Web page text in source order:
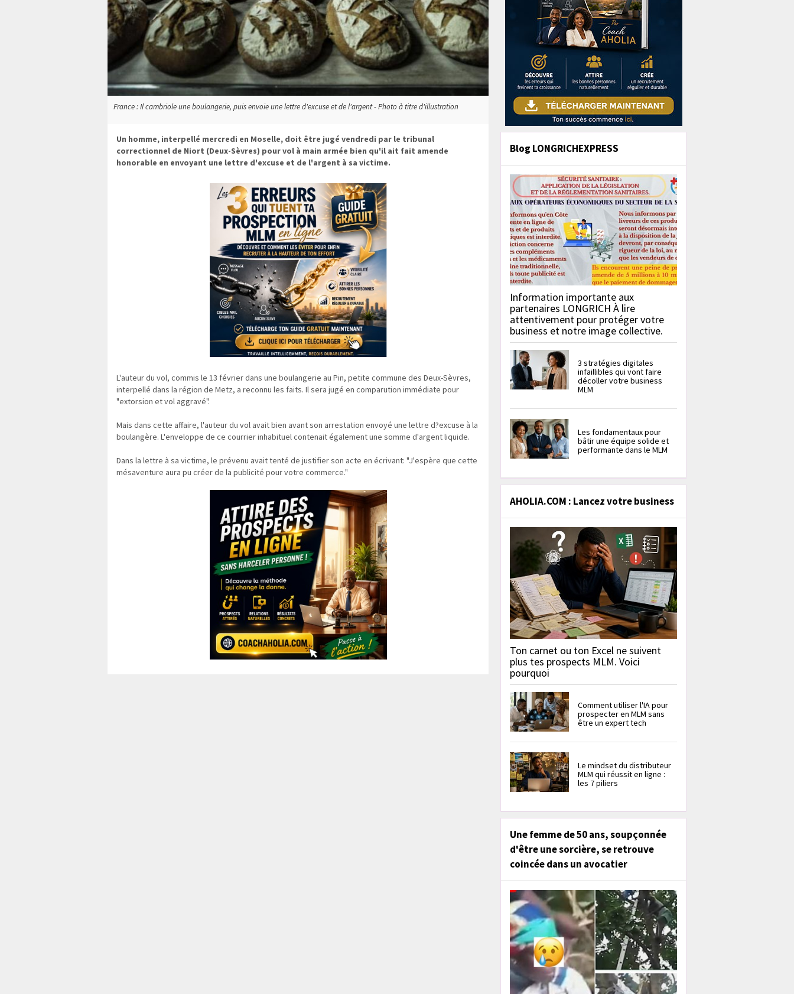
France : Il cambriole une boulangerie, puis envoie une lettre d'excuse et de l'argent - Photo à titre d'illustration
Un homme, interpellé mercredi en Moselle, doit être jugé vendredi par le tribunal
correctionnel de Niort (Deux-Sèvres) pour vol à main armée bien qu'il ait fait amende
honorable en envoyant une lettre d'excuse et de l'argent à sa victime.
L'auteur du vol, commis le 13 février dans une boulangerie au Pin, petite commune des Deux-Sèvres,
interpellé dans la région de Metz, a reconnu les faits. Il sera jugé en comparution immédiate pour
"extorsion et vol aggravé".
Mais dans cette affaire, l'auteur du vol avait bien avant son arrestation envoyé une lettre d?excuse à la
boulangère. L'enveloppe de ce courrier inhabituel contenait également une somme d'argent liquide.
Dans la lettre à sa victime, le prévenu avait tenté de justifier son acte en écrivant: "J'espère que cette
mésaventure aura pu créer de la publicité pour votre commerce."
Blog LONGRICHEXPRESS
Information importante aux
partenaires LONGRICH À lire
attentivement pour protéger votre
business et notre image collective.
3 stratégies digitales
infaillibles qui vont faire
décoller votre business
MLM
Les fondamentaux pour
bâtir une équipe solide et
performante dans le MLM
AHOLIA.COM : Lancez votre business
Ton carnet ou ton Excel ne suivent
plus tes prospects MLM. Voici
pourquoi
Comment utiliser l'IA pour
prospecter en MLM sans
être un expert tech
Le mindset du distributeur
MLM qui réussit en ligne :
les 7 piliers
Une femme de 50 ans, soupçonnée
d'être une sorcière, se retrouve
coincée dans un avocatier